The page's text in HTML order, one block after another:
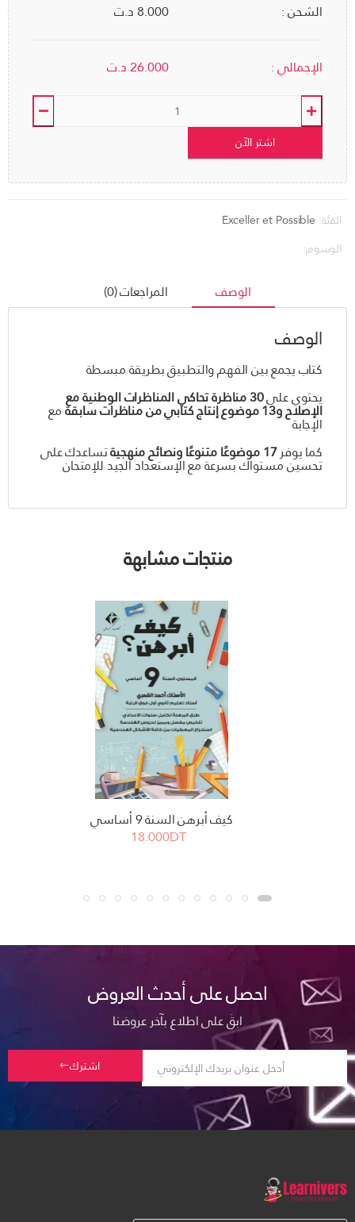
الشحن : 8.000 د.ت
الإجمالي : 26.000د.ت
اشتر الآن
الفئة: Exceller et Possible
الوسوم:
الوصف المراجعات (0)
الوصف
كتاب يجمع بين الفهم والتطبيق بطريقة مبسطة
يحتوي على
30 مناظرة تحاكي المناظرات الوطنية مع
الإصلاح و13 موضوع إنتاج كتابي من مناظرات سابقة مع
الإجابة
كما يوفر17 موضوعًا متنوعًا ونصائح منهجية تساعدك على
تحسين مستواك بسرعة مع الإستعداد الجيد للإمتحان
منتجات مشابهة
كيف أبرهن السنة 9 أساسي
18.000DT
احصل على أحدث العروض
ابقَ على اطلاع بآخر عروضنا
اشترك